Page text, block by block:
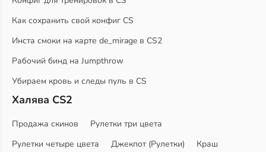
Как сохранить свой конфиг CS
Инста смоки на карте de_mirage в CS2
Рабочий бинд на Jumpthrow
Убираем кровь и следы пуль в CS
Халява CS2
Продажа скинов
Рулетки три цвета
Рулетки четыре цвета
Джекпот (Рулетки)
Краш